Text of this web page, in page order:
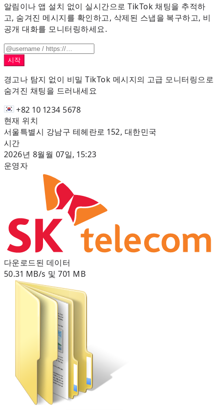
알림이나 앱 설치 없이 실시간으로 TikTok 채팅을 추적하
고, 숨겨진 메시지를 확인하고, 삭제된 스냅을 복구하고, 비
공개 대화를 모니터링하세요.
시작
경고나 탐지 없이 비밀 TikTok 메시지의 고급 모니터링으로
숨겨진 채팅을 드러내세요
+82 10 1234 5678
현재 위치
서울특별시 강남구 테헤란로 152, 대한민국
시간
2026년 8월월 07일, 15:23
운영자
다운로드된 데이터
50.31 MB/s 및 701 MB